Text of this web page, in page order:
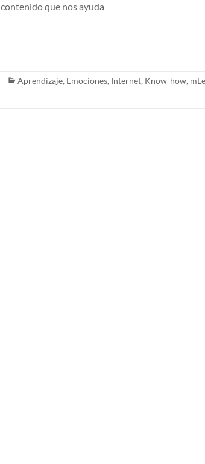
contenido que nos ayuda
Aprendizaje, Emociones, Internet, Know-how,